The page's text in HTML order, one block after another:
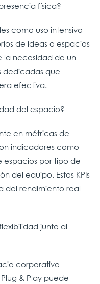
física?
como uso intensivo
de ideas o espacios
la necesidad de un
dedicadas que
efectiva.
del espacio?
en métricas de
indicadores como
espacios por tipo de
del equipo. Estos KPIs
del rendimiento real
junto al
corporativo
& Play puede